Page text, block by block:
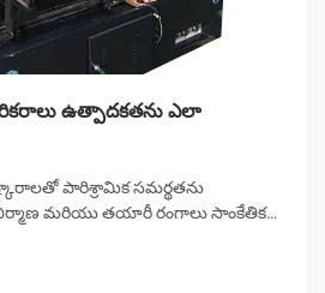
ఉత్పాదకతను ఎలా
పారిశ్రామిక సమర్థతను
మరియు తయారీ రంగాలు సాంకేతిక